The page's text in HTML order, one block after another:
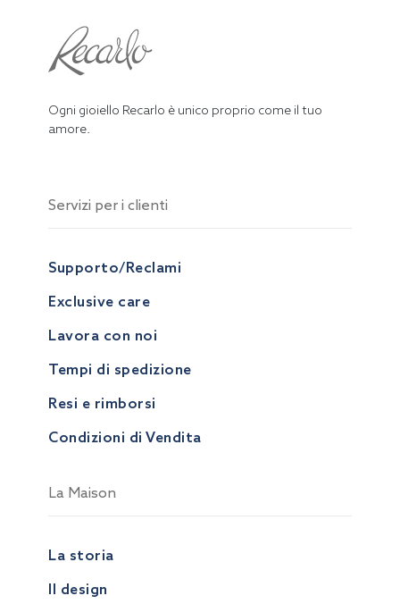
Ogni gioiello Recarlo è unico proprio come il tuo
amore.
Servizi per i clienti
Supporto/Reclami
Exclusive care
Lavora con noi
Tempi di spedizione
Resi e rimborsi
Condizioni di Vendita
La Maison
La storia
Il design